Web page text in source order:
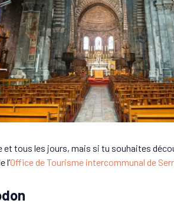
tous les jours, mais si tu souhaites
l’Office de Tourisme intercommunal de